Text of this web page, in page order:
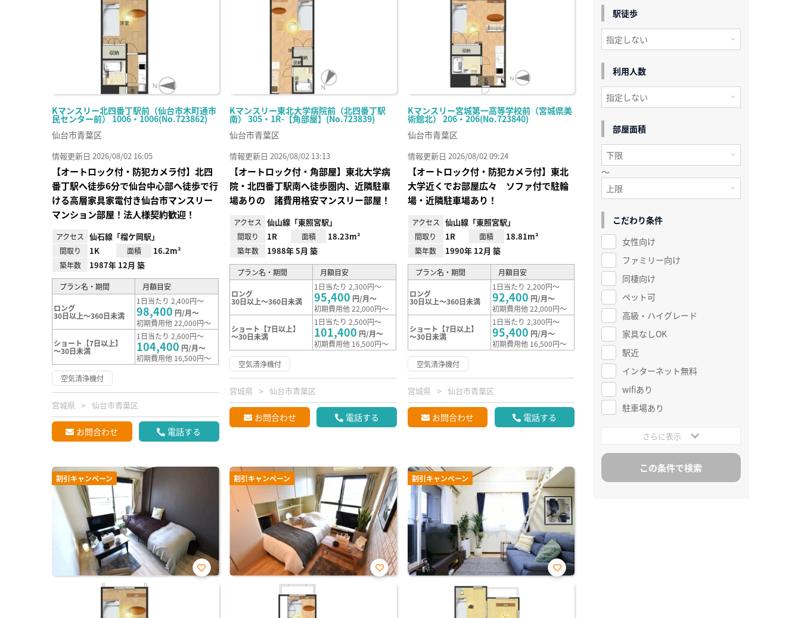
Kマンスリー北四番丁駅前（仙台市木町通市
民センター前） 1006・1006(No.723862)
仙台市青葉区
情報更新日 2026/08/02 16:05
【オートロック付・防犯カメラ付】北四
番丁駅へ徒歩6分で仙台中心部へ徒歩で行
ける高層家具家電付き仙台市マンスリー
マンション部屋！法人様契約歓迎！
アクセス 仙石線「榴ケ岡駅」
間取り 1K 面積 16.2m²
築年数 1987年 12月 築
プラン名・期間 月額目安
ロング
30日以上～360日未満
1日当たり 2,400円～
98,400 円/月～
初期費用他 22,000円～
ショート【7日以上】
～30日未満
1日当たり 2,600円～
104,400 円/月～
初期費用他 16,500円～
空気清浄機付
宮城県 仙台市青葉区
お問合わせ 電話する
Kマンスリー東北大学病院前（北四番丁駅
南） 305・1R-【角部屋】(No.723839)
仙台市青葉区
情報更新日 2026/08/02 13:13
【オートロック付・角部屋】東北大学病
院・北四番丁駅南へ徒歩圏内、近隣駐車
場ありの 諸費用格安マンスリー部屋！
アクセス 仙山線「東照宮駅」
間取り 1R 面積 18.23m²
築年数 1988年 5月 築
プラン名・期間 月額目安
ロング
30日以上～360日未満
1日当たり 2,300円～
95,400 円/月～
初期費用他 22,000円～
ショート【7日以上】
～30日未満
1日当たり 2,500円～
101,400 円/月～
初期費用他 16,500円～
空気清浄機付
宮城県 仙台市青葉区
お問合わせ 電話する
Kマンスリー宮城第一高等学校前（宮城県美
術館北） 206・206(No.723840)
仙台市青葉区
情報更新日 2026/08/02 09:24
【オートロック付・防犯カメラ付】東北
大学近くでお部屋広々 ソファ付で駐輪
場・近隣駐車場あり！
アクセス 仙山線「東照宮駅」
間取り 1R 面積 18.81m²
築年数 1990年 12月 築
プラン名・期間 月額目安
ロング
30日以上～360日未満
1日当たり 2,200円～
92,400 円/月～
初期費用他 22,000円～
ショート【7日以上】
～30日未満
1日当たり 2,300円～
95,400 円/月～
初期費用他 16,500円～
空気清浄機付
宮城県 仙台市青葉区
お問合わせ 電話する
割引キャンペーン
お気
割引キャンペーン
お気
割引キャンペーン
お気
駅徒歩
利用人数
部屋面積
～
こだわり条件
女性向け
ファミリー向け
同棲向け
ペット可
高級・ハイグレード
家具なしOK
駅近
インターネット無料
wifiあり
駐車場あり
さらに表示